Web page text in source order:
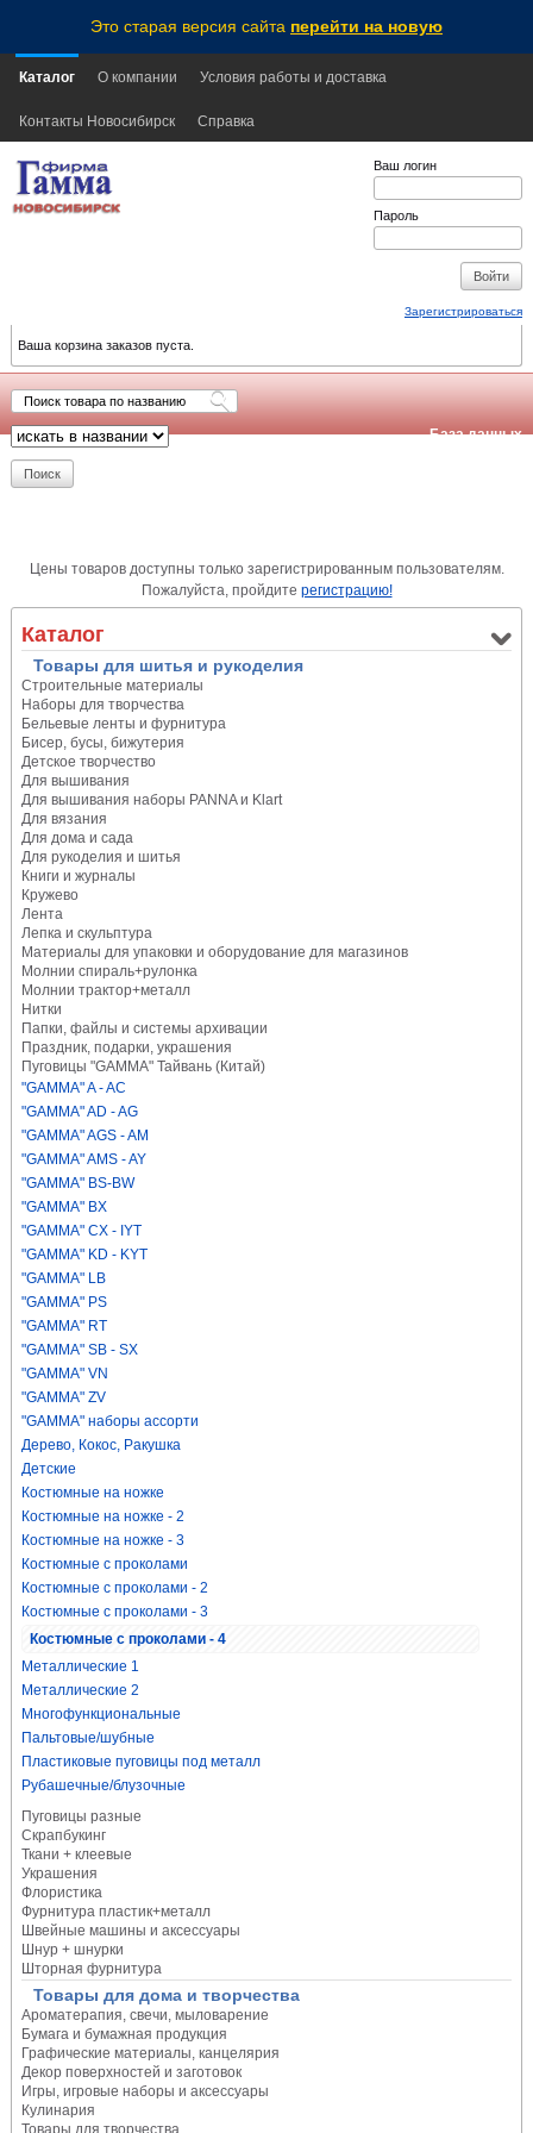
Это старая версия сайта перейти на новую
Каталог О компании Условия работы и доставка
Контакты Новосибирск Справка
Ваш логин
Пароль
Зарегистрироваться
Ваша корзина заказов пуста.
База данных
Цены товаров доступны только зарегистрированным пользователям.
Пожалуйста, пройдите регистрацию!
Каталог
Товары для шитья и рукоделия
Строительные материалы
Наборы для творчества
Бельевые ленты и фурнитура
Бисер, бусы, бижутерия
Детское творчество
Для вышивания
Для вышивания наборы PANNA и Klart
Для вязания
Для дома и сада
Для рукоделия и шитья
Книги и журналы
Кружево
Лента
Лепка и скульптура
Материалы для упаковки и оборудование для магазинов
Молнии спираль+рулонка
Молнии трактор+металл
Нитки
Папки, файлы и системы архивации
Праздник, подарки, украшения
Пуговицы "GAMMA" Тайвань (Китай)
"GAMMA" A - AC
"GAMMA" AD - AG
"GAMMA" AGS - AM
"GAMMA" AMS - AY
"GAMMA" BS-BW
"GAMMA" BX
"GAMMA" CX - IYT
"GAMMA" KD - KYT
"GAMMA" LB
"GAMMA" PS
"GAMMA" RT
"GAMMA" SB - SX
"GAMMA" VN
"GAMMA" ZV
"GAMMA" наборы ассорти
Дерево, Кокос, Ракушка
Детские
Костюмные на ножке
Костюмные на ножке - 2
Костюмные на ножке - 3
Костюмные с проколами
Костюмные с проколами - 2
Костюмные с проколами - 3
Костюмные с проколами - 4
Металлические 1
Металлические 2
Многофункциональные
Пальтовые/шубные
Пластиковые пуговицы под металл
Рубашечные/блузочные
Пуговицы разные
Скрапбукинг
Ткани + клеевые
Украшения
Флористика
Фурнитура пластик+металл
Швейные машины и аксессуары
Шнур + шнурки
Шторная фурнитура
Товары для дома и творчества
Ароматерапия, свечи, мыловарение
Бумага и бумажная продукция
Графические материалы, канцелярия
Декор поверхностей и заготовок
Игры, игровые наборы и аксессуары
Кулинария
Товары для творчества